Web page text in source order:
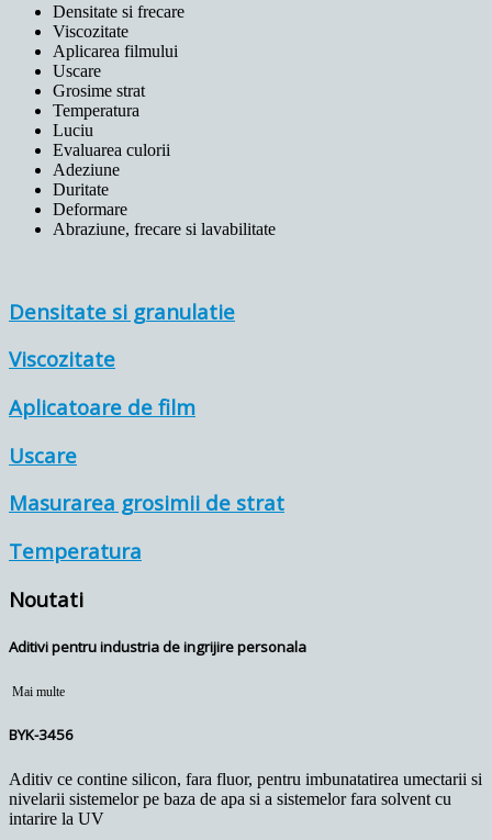
Densitate si frecare
Viscozitate
Aplicarea filmului
Uscare
Grosime strat
Temperatura
Luciu
Evaluarea culorii
Adeziune
Duritate
Deformare
Abraziune, frecare si lavabilitate
Densitate si granulatie
Viscozitate
Aplicatoare de film
Uscare
Masurarea grosimii de strat
Temperatura
Noutati
Aditivi pentru industria de ingrijire personala
Mai multe
BYK-3456
Aditiv ce contine silicon, fara fluor, pentru imbunatatirea umectarii si
nivelarii sistemelor pe baza de apa si a sistemelor fara solvent cu
intarire la UV